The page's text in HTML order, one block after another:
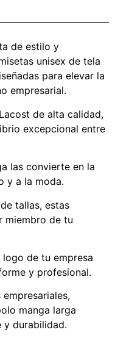
de estilo y
unisex de tela
para elevar la
empresarial.
de alta calidad,
excepcional entre
las convierte en la
y a la moda.
tallas, estas
miembro de tu
logo de tu empresa
y profesional.
manga larga
y durabilidad.